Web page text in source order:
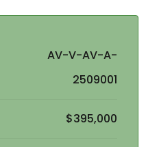
AV-V-AV-A-
2509001
$395,000